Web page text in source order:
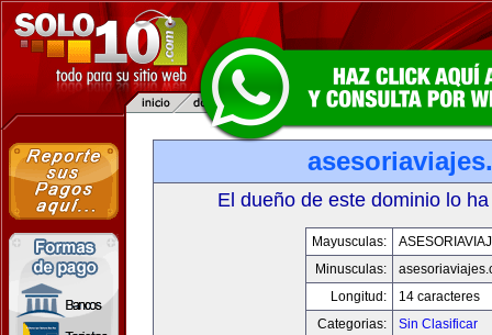
El dueño de este dominio lo
Mayusculas:
Minusculas:
Longitud:
14 caracteres
Categorias:
Sin Clasificar